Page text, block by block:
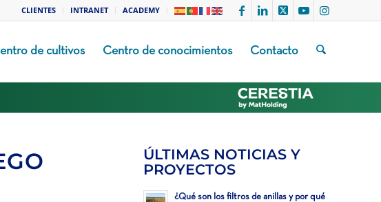
CLIENTES INTRANET ACADEMY
de cultivos Centro de conocimientos Contacto
ÚLTIMAS NOTICIAS Y
PROYECTOS
¿Qué son los filtros de anillas y por qué